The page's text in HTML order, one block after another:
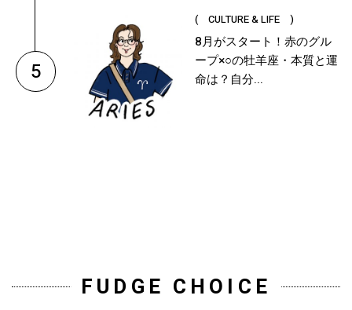
5
( CULTURE & LIFE )
8月がスタート！赤のグル
ープ×○の牡羊座・本質と運
命は？自分...
FUDGE CHOICE